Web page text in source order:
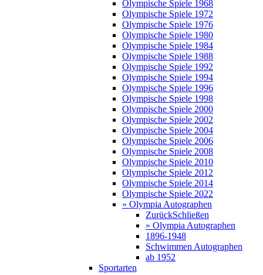
Olympische Spiele 1968
Olympische Spiele 1972
Olympische Spiele 1976
Olympische Spiele 1980
Olympische Spiele 1984
Olympische Spiele 1988
Olympische Spiele 1992
Olympische Spiele 1994
Olympische Spiele 1996
Olympische Spiele 1998
Olympische Spiele 2000
Olympische Spiele 2002
Olympische Spiele 2004
Olympische Spiele 2006
Olympische Spiele 2008
Olympische Spiele 2010
Olympische Spiele 2012
Olympische Spiele 2014
Olympische Spiele 2022
» Olympia Autographen
ZurückSchließen
» Olympia Autographen
1896-1948
Schwimmen Autographen
ab 1952
Sportarten